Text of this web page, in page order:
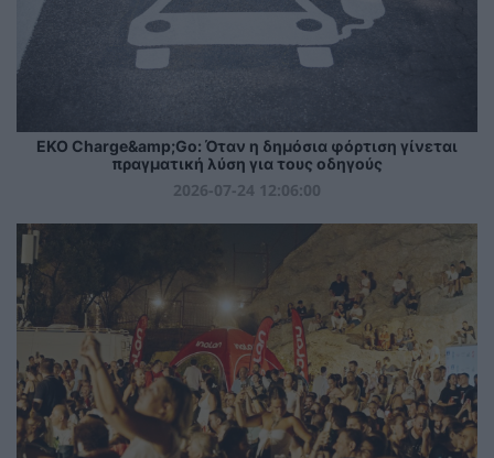
EKO Charge&amp;Go: Όταν η δημόσια φόρτιση γίνεται
πραγματική λύση για τους οδηγούς
2026-07-24 12:06:00